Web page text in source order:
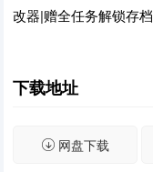
改器|赠全任务解锁存档
下载地址
网盘下载